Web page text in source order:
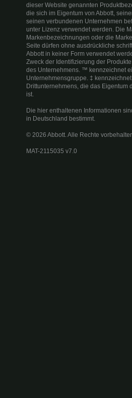
dieser Website genannten
die sich im Eigentum von Abbott,
seinen verbundenen Unternehmen
unter Lizenz verwendet werden. Die
Markenbezeichnungen oder die
Seite dürfen ohne ausdrückliche
Abbott in keiner Form verwendet
Zweck der Identifizierung der
des Unternehmens. ™ kennzeichnet
Unternehmensgruppe. ‡
Drittunternehmens, die das Eigentum
ist.
Die hier enthaltenen Informationen
in Deutschland bestimmt.
© 2026 Abbott. Alle Rechte
MAT-2115035 v7.0